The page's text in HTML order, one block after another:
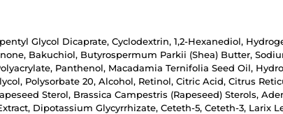
Glycol Dicaprate, Cyclodextrin, 1,2-Hexanediol,
Bakuchiol, Butyrospermum Parkii (Shea) Butter,
Panthenol, Macadamia Ternifolia Seed Oil,
Polysorbate 20, Alcohol, Retinol, Citric Acid, Citrus
Sterol, Brassica Campestris (Rapeseed) Sterols,
Dipotassium Glycyrrhizate, Ceteth-5, Ceteth-3, Larix